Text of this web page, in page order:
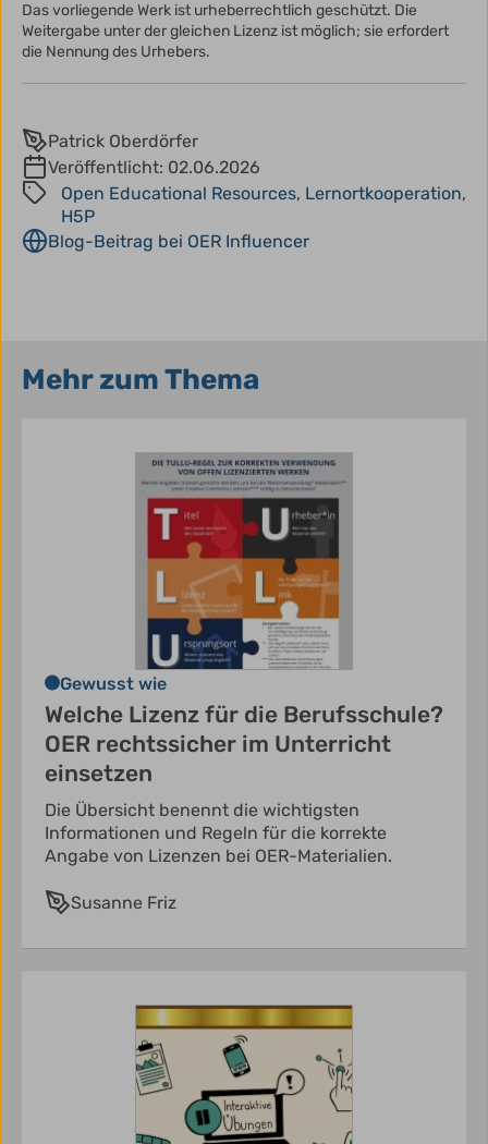
Das vorliegende Werk ist urheberrechtlich geschützt. Die
Weitergabe unter der gleichen Lizenz ist möglich; sie erfordert
die Nennung des Urhebers.
Patrick Oberdörfer
Veröffentlicht: 02.06.2026
Open Educational Resources, Lernortkooperation,
H5P
Blog-Beitrag bei OER Influencer
Mehr zum Thema
Gewusst wie
Welche Lizenz für die Berufsschule?
OER rechtssicher im Unterricht
einsetzen
Die Übersicht benennt die wichtigsten
Informationen und Regeln für die korrekte
Angabe von Lizenzen bei OER-Materialien.
Susanne Friz